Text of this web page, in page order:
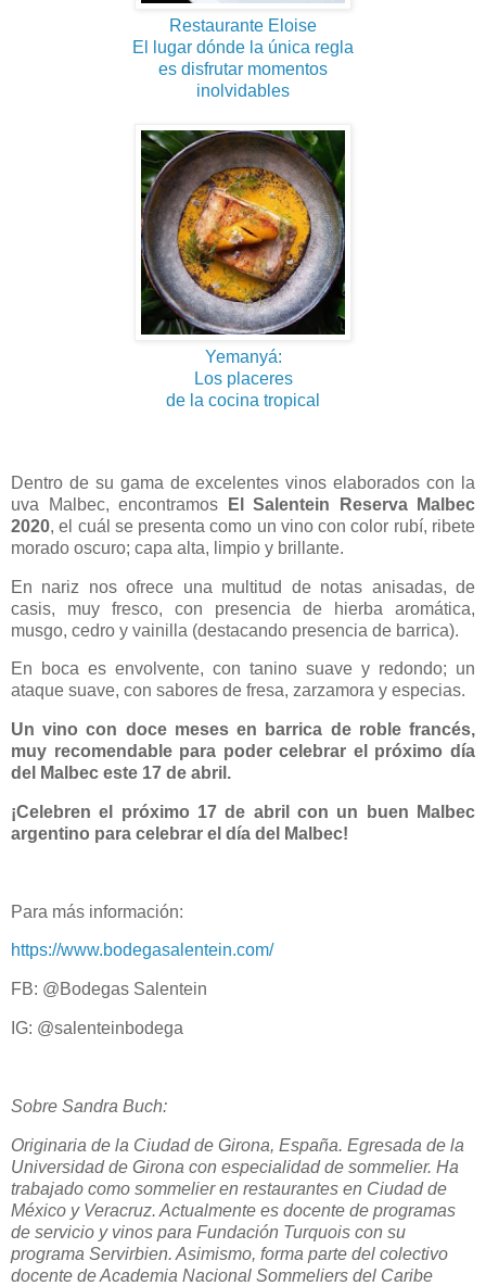
Restaurante Eloise
El lugar dónde la única regla
es disfrutar momentos
inolvidables
Yemanyá:
Los placeres
de la cocina tropical
Dentro de su gama de excelentes vinos elaborados con la
uva Malbec, encontramos
El Salentein Reserva Malbec
2020, el cuál se presenta como un vino con color rubí, ribete
morado oscuro; capa alta, limpio y brillante.
En nariz nos ofrece una multitud de notas anisadas, de
casis, muy fresco, con presencia de hierba aromática,
musgo, cedro y vainilla (destacando presencia de barrica).
En boca es envolvente, con tanino suave y redondo; un
ataque suave, con sabores de fresa, zarzamora y especias.
Un vino con doce meses en barrica de roble francés,
muy recomendable para poder celebrar el próximo día
del Malbec este 17 de abril.
¡Celebren el próximo 17 de abril con un buen Malbec
argentino para celebrar el día del Malbec!
Para más información:
https://www.bodegasalentein.com/
FB: @Bodegas Salentein
IG: @salenteinbodega
Sobre Sandra Buch:
Originaria de la Ciudad de Girona, España. Egresada de la
Universidad de Girona con especialidad de sommelier. Ha
trabajado como sommelier en restaurantes en Ciudad de
México y Veracruz. Actualmente es docente de programas
de servicio y vinos para Fundación Turquois con su
programa Servirbien. Asimismo, forma parte del colectivo
docente de Academia Nacional Sommeliers del Caribe